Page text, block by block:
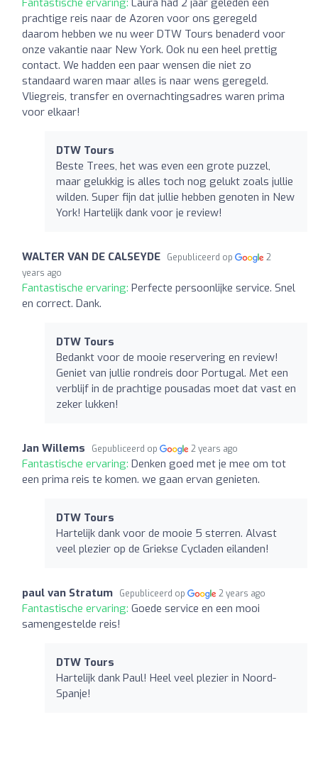
prachtige reis naar de Azoren voor ons geregeld
daarom hebben we nu weer DTW Tours benaderd voor
onze vakantie naar New York. Ook nu een heel prettig
contact. We hadden een paar wensen die niet zo
standaard waren maar alles is naar wens geregeld.
Vliegreis, transfer en overnachtingsadres waren prima
voor elkaar!
DTW Tours
Beste Trees, het was even een grote puzzel,
maar gelukkig is alles toch nog gelukt zoals jullie
wilden. Super fijn dat jullie hebben genoten in New
York! Hartelijk dank voor je review!
WALTER VAN DE CALSEYDE Gepubliceerd op
2
years ago
Fantastische ervaring: Perfecte persoonlijke service. Snel
en correct. Dank.
DTW Tours
Bedankt voor de mooie reservering en review!
Geniet van jullie rondreis door Portugal. Met een
verblijf in de prachtige pousadas moet dat vast en
zeker lukken!
Jan Willems Gepubliceerd op 2 years ago
Fantastische ervaring: Denken goed met je mee om tot
een prima reis te komen. we gaan ervan genieten.
DTW Tours
Hartelijk dank voor de mooie 5 sterren. Alvast
veel plezier op de Griekse Cycladen eilanden!
paul van Stratum Gepubliceerd op 2 years ago
Fantastische ervaring: Goede service en een mooi
samengestelde reis!
DTW Tours
Hartelijk dank Paul! Heel veel plezier in Noord-
Spanje!